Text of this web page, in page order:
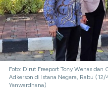
Foto: Dirut Freeport Tony Wenas dan
Adkerson di Istana Negara, Rabu
Yanwardhana)